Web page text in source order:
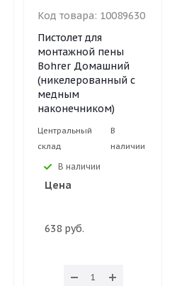
Код товара: 10089630
Пистолет для
монтажной пены
Bohrer Домашний
(никелерованный с
медным
наконечником)
Центральный
склад
В
наличии
В наличии
Цена
638 руб.